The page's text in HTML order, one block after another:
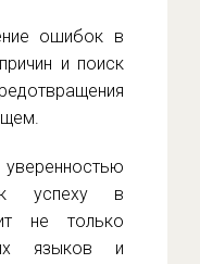
ошибок в
и поиск
успеху в
не только
языков и